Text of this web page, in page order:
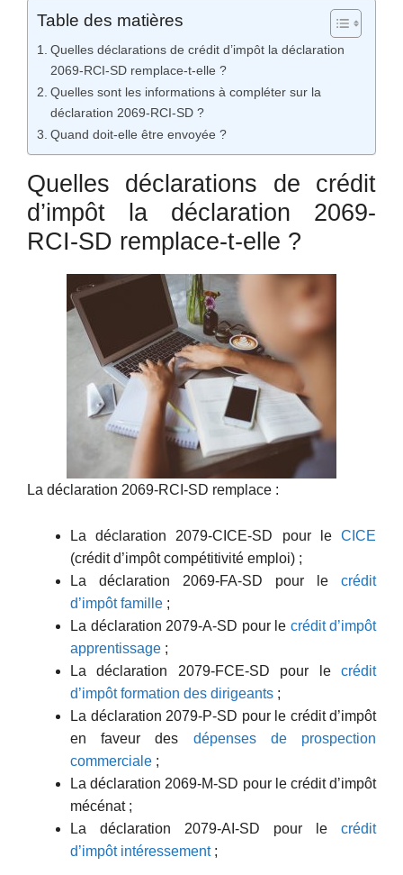
Table des matières
Quelles déclarations de crédit d’impôt la déclaration
2069-RCI-SD remplace-t-elle ?
Quelles sont les informations à compléter sur la
déclaration 2069-RCI-SD ?
Quand doit-elle être envoyée ?
Quelles déclarations de crédit
d’impôt la déclaration 2069-
RCI-SD remplace-t-elle ?
La déclaration 2069-RCI-SD remplace :
La déclaration 2079-CICE-SD pour le CICE
(crédit d’impôt compétitivité emploi) ;
La déclaration 2069-FA-SD pour le crédit
d’impôt famille ;
La déclaration 2079-A-SD pour le crédit d’impôt
apprentissage ;
La déclaration 2079-FCE-SD pour le crédit
d’impôt formation des dirigeants ;
La déclaration 2079-P-SD pour le crédit d’impôt
en faveur des dépenses de prospection
commerciale ;
La déclaration 2069-M-SD pour le crédit d’impôt
mécénat ;
La déclaration 2079-AI-SD pour le crédit
d’impôt intéressement;